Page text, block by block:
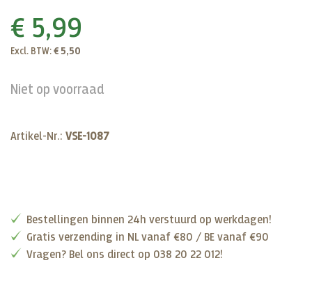
€ 5,99
Excl. BTW: € 5,50
Niet op voorraad
Artikel-Nr.: VSE-1087
Bestellingen binnen 24h verstuurd op werkdagen!
Gratis verzending in NL vanaf €80 / BE vanaf €90
Vragen? Bel ons direct op 038 20 22 012!